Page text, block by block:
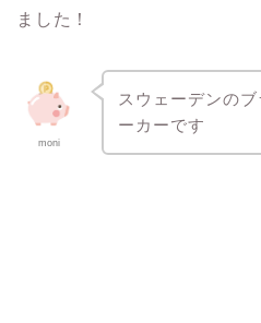
ました！
moni
スウェーデンの
ーカーです